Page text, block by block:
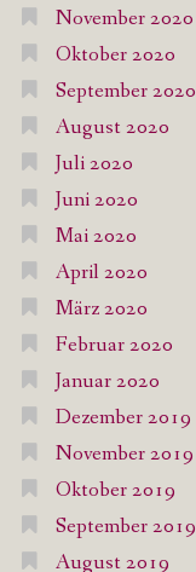
November 2020
Oktober 2020
September 2020
August 2020
Juli 2020
Juni 2020
Mai 2020
April 2020
März 2020
Februar 2020
Januar 2020
Dezember 2019
November 2019
Oktober 2019
September 2019
August 2019